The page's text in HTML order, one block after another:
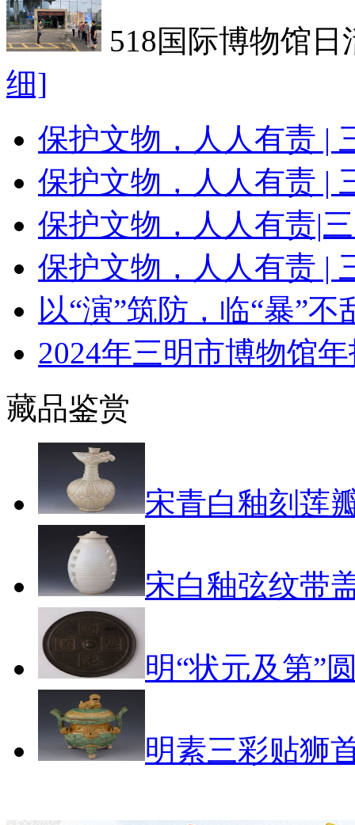
518国际博物馆
细]
保护文物，人人有责 |
保护文物，人人有责 |
保护文物，人人有责|
保护文物，人人有责 |
以“演”筑防，临“暴”
2024年三明市博物馆
藏品鉴赏
宋青白釉刻莲
宋白釉弦纹带
明“状元及第”
明素三彩贴狮